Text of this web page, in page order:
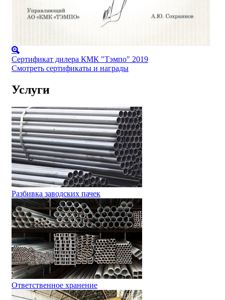
Сертификат дилера КМК "Тэмпо" 2019
Смотреть сертификаты и награды
Услуги
Разбивка заводских пачек
Ответственное хранение